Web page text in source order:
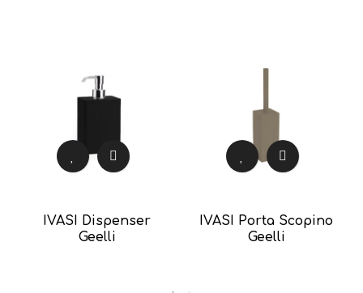
IVASI Dispenser
Geelli
IVASI Porta Scopino
Geelli